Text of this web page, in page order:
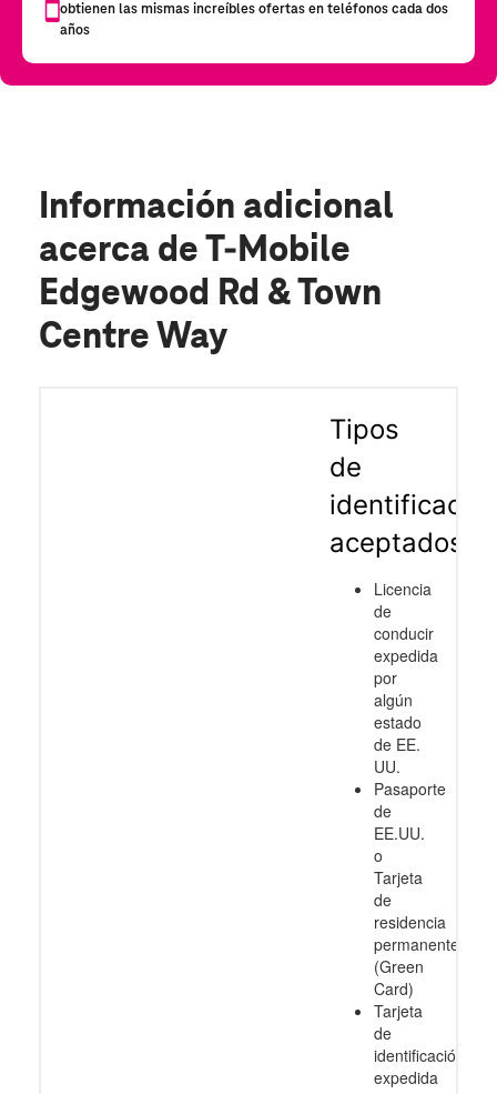
Información adicional
acerca de T-Mobile
Edgewood Rd & Town
Centre Way
Tipos
de
aceptados
Licencia
de
conducir
expedida
por
algún
estado
de EE.
UU.
Pasaporte
de
EE.UU.
o
Tarjeta
de
residencia
permanente
(Green
Card)
Tarjeta
de
identificación
expedida